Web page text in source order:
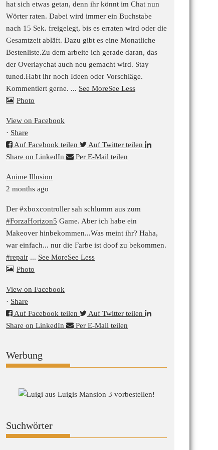
hat sich etwas getan, denn ihr könnt im Chat nun
Wörter raten. Dabei wird immer ein Buchstabe
nach 15 Sek. freigelegt, bis es erraten wird oder die
Gesamtzeit abläft. Dazu gibt es eine Monatliche
Bestenliste.Zu dem arbeite ich gerade daran, das
der Overlaychat auch neu gemacht wird. Stay
tuned.Habt ihr noch Ideen oder Vorschläge.
Kommentiert gerne. ... See MoreSee Less
Photo
View on Facebook
· Share
Auf Facebook teilen
Auf Twitter teilen
Share on LinkedIn
Per E-Mail teilen
Anime Illusion
2 months ago
Der #xboxcontroller sah schlumm aus zum
#ForzaHorizon5 Game. Aber ich habe ein
Makeover hinbekommen...Was meint ihr? Haha,
war einfach... nur die Farbe ist doof zu bekommen.
#repair ... See MoreSee Less
Photo
View on Facebook
· Share
Auf Facebook teilen
Auf Twitter teilen
Share on LinkedIn
Per E-Mail teilen
Werbung
Suchwörter